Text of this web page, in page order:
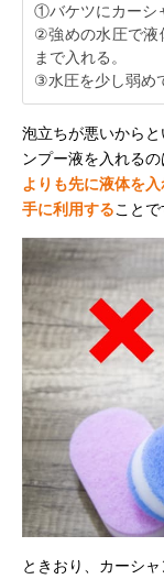
①バケツにカーシ
②強めの水圧で液
まで入れる。
③水圧を少し弱め
泡立ちが悪いから
ンプー液を入れる
よりも先に液体を
手に利用することで
ときおり、カーシ